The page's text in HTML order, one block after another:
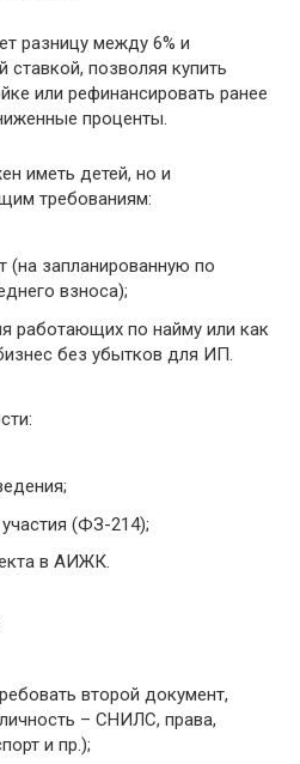
разницу между 6% и
позволяя купить
или рефинансировать ранее
проценты.
иметь детей, но и
требованиям:
(на запланированную по
взноса);
работающих по найму или как
без убытков для ИП.
(ФЗ-214);
в АИЖК.
второй документ,
– СНИЛС, права,
и пр.);